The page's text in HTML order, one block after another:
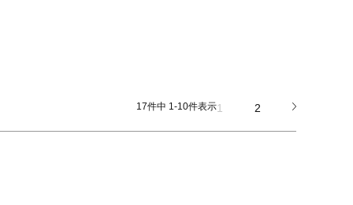
17件中 1-10件表示1 2